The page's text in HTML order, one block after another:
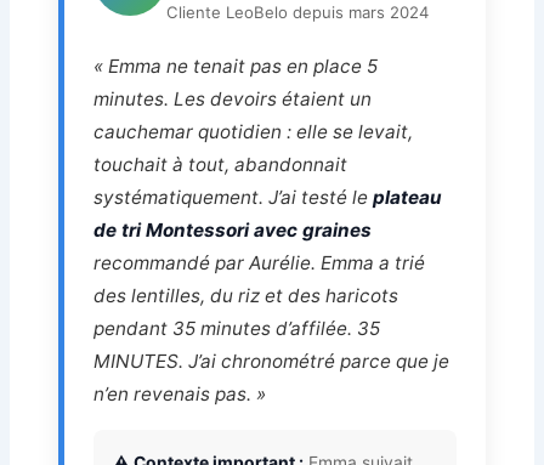
Cliente LeoBelo depuis mars 2024
« Emma ne tenait pas en place 5
minutes. Les devoirs étaient un
cauchemar quotidien : elle se levait,
touchait à tout, abandonnait
systématiquement. J’ai testé le plateau
de tri Montessori avec graines
recommandé par Aurélie. Emma a trié
des lentilles, du riz et des haricots
pendant 35 minutes d’affilée. 35
MINUTES. J’ai chronométré parce que je
n’en revenais pas. »